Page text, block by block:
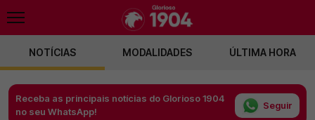
NOTÍCIAS MODALIDADES ÚLTIMA HORA
Receba as principais notícias do Glorioso 1904
no seu WhatsApp!
Seguir